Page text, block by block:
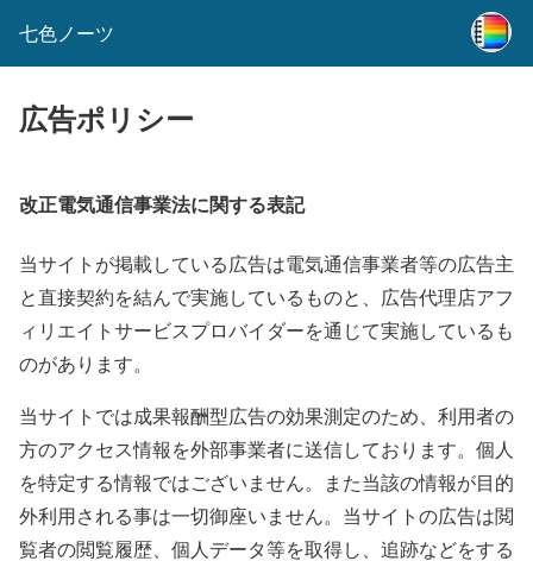
七色ノーツ
広告ポリシー
改正電気通信事業法に関する表記
当サイトが掲載している広告は電気通信事業者等の広告主
と直接契約を結んで実施しているものと、広告代理店アフ
ィリエイトサービスプロバイダーを通じて実施しているも
のがあります。
当サイトでは成果報酬型広告の効果測定のため、利用者の
方のアクセス情報を外部事業者に送信しております。個人
を特定する情報ではございません。また当該の情報が目的
外利用される事は一切御座いません。当サイトの広告は閲
覧者の閲覧履歴、個人データ等を取得し、追跡などをする